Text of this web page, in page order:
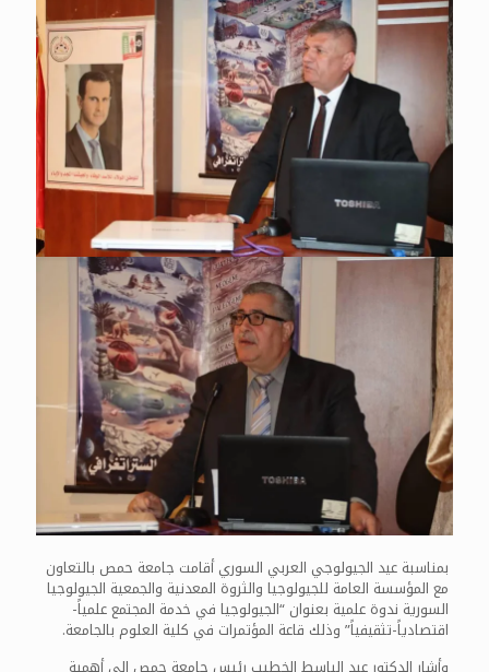
بمناسبة عيد الجيولوجي العربي السوري أقامت جامعة حمص بالتعاون
مع المؤسسة العامة للجيولوجيا والثروة المعدنية والجمعية الجيولوجيا
السورية ندوة علمية بعنوان “الجيولوجيا في خدمة المجتمع علمياً-
اقتصادياً-تثقيفياً” وذلك قاعة المؤتمرات في كلية العلوم بالجامعة.